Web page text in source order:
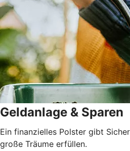
Geldanlage & Sparen
Ein finanzielles Polster gibt
große Träume erfüllen.